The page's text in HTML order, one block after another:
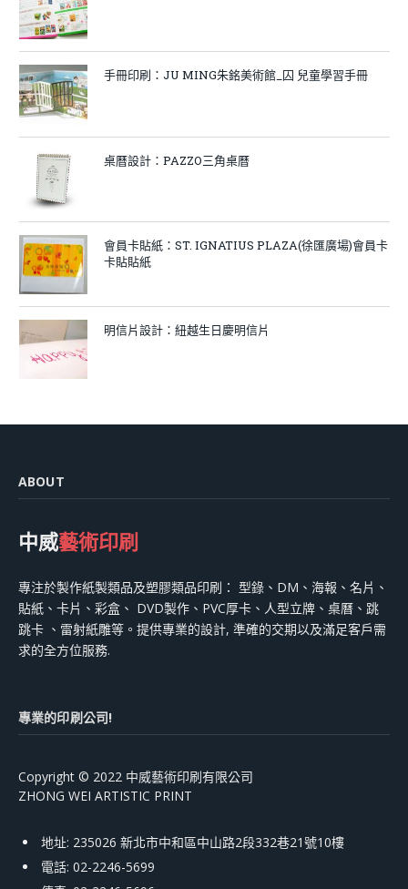
手冊印刷：JU MING朱銘美術館_囚 兒童學習手冊
桌曆設計：PAZZO三角桌曆
會員卡貼紙：ST. IGNATIUS PLAZA(徐匯廣場)會員卡
卡貼貼紙
明信片設計：紐越生日慶明信片
ABOUT
中威藝術印刷
專注於製作紙製類品及塑膠類品印刷： 型錄、DM、海報、名片、
貼紙、卡片、彩盒、 DVD製作、PVC厚卡、人型立牌、桌曆、跳
跳卡 、雷射紙雕等。提供專業的設計, 準確的交期以及滿足客戶需
求的全方位服務.
專業的印刷公司!
Copyright © 2022 中威藝術印刷有限公司
ZHONG WEI ARTISTIC PRINT
地址: 235026 新北市中和區中山路2段332巷21號10樓
電話: 02-2246-5699